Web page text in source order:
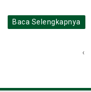
Baca Selengkapnya
‹